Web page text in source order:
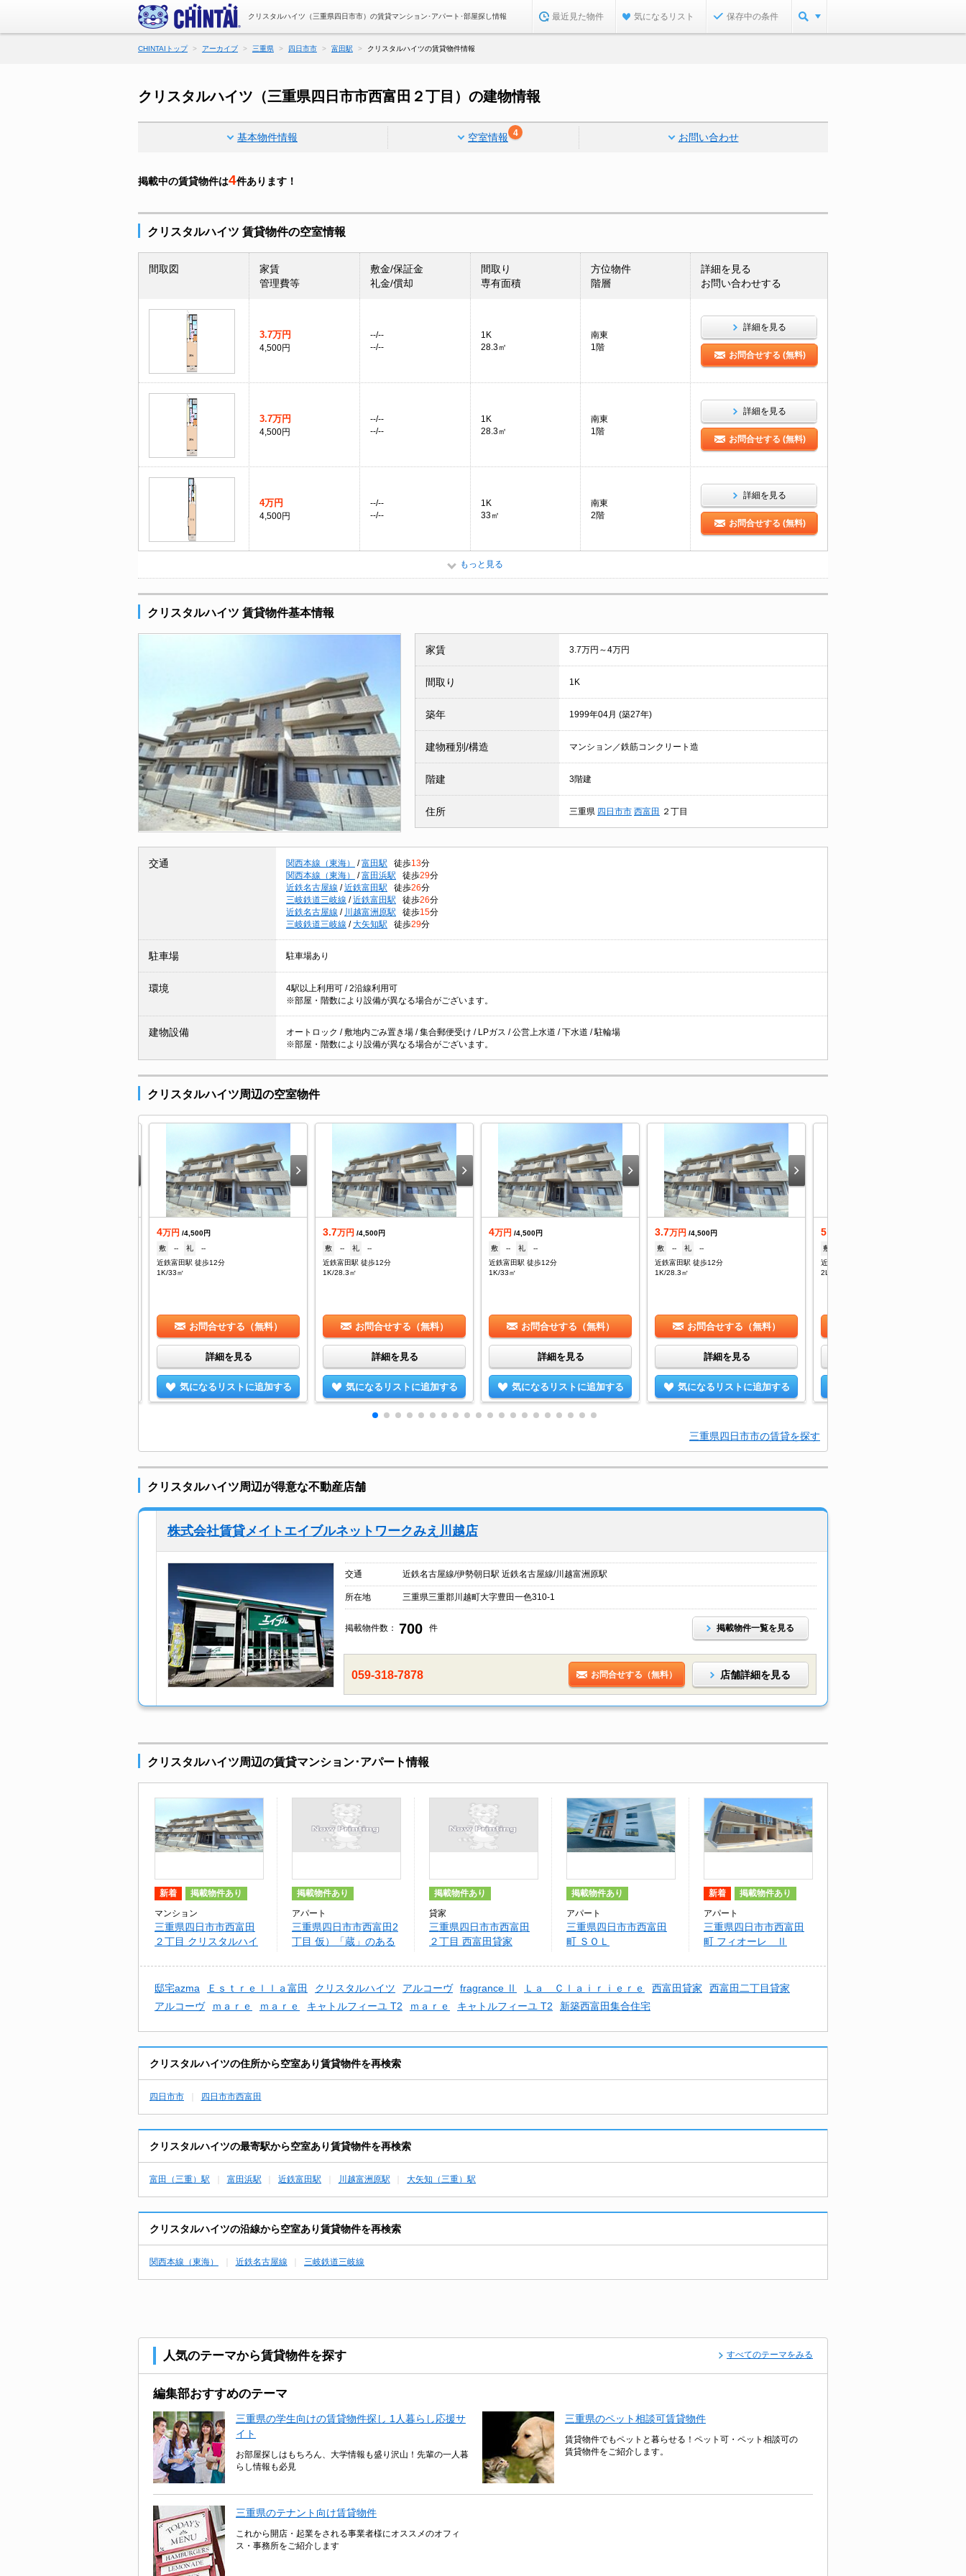
クリスタルハイツ（三重県四日市市）の賃貸マンション･アパート･部屋探し情報 最近見た物件 気になるリスト 保存中の条件
CHINTAIトップ アーカイブ 三重県 四日市市 富田駅 クリスタルハイツの賃貸物件情報
クリスタルハイツ（三重県四日市市西富田２丁目）の建物情報
基本物件情報 空室情報 4 お問い合わせ
掲載中の賃貸物件は4件あります！
クリスタルハイツ 賃貸物件の空室情報
間取図
家賃
管理費等
敷金/保証金
礼金/償却
間取り
専有面積
方位物件
階層
詳細を見る
お問い合わせする
3.7万円
4,500円
--/--
--/--
1K
28.3㎡
南東
1階
詳細を見る
お問合せする (無料)
3.7万円
4,500円
--/--
--/--
1K
28.3㎡
南東
1階
詳細を見る
お問合せする (無料)
4万円
4,500円
--/--
--/--
1K
33㎡
南東
2階
詳細を見る
お問合せする (無料)
もっと見る
クリスタルハイツ 賃貸物件基本情報
家賃 3.7万円～4万円
間取り 1K
築年 1999年04月 (築27年)
建物種別/構造 マンション／鉄筋コンクリート造
階建 3階建
住所 三重県 四日市市 西富田 ２丁目
交通 関西本線（東海） / 富田駅 徒歩13分
関西本線（東海）
/ 富田浜駅 徒歩29分
近鉄名古屋線 / 近鉄富田駅 徒歩26分
三岐鉄道三岐線 / 近鉄富田駅 徒歩26分
近鉄名古屋線 / 川越富洲原駅 徒歩15分
三岐鉄道三岐線 / 大矢知駅 徒歩29分
駐車場 駐車場あり
環境
4駅以上利用可 / 2沿線利用可
※部屋・階数により設備が異なる場合がございます。
建物設備
オートロック / 敷地内ごみ置き場 / 集合郵便受け / LPガス / 公営上水道 / 下水道 / 駐輪場
※部屋・階数により設備が異なる場合がございます。
クリスタルハイツ周辺の空室物件
4万円 /4,500円
敷
-- 礼
--
近鉄富田駅 徒歩12分
1K/33㎡
お問合せする（無料）
詳細を見る
気になるリストに追加する
3.7万円 /4,500円
敷
-- 礼
--
近鉄富田駅 徒歩12分
1K/28.3㎡
お問合せする（無料）
詳細を見る
気になるリストに追加する
4万円 /4,500円
敷
-- 礼
--
近鉄富田駅 徒歩12分
1K/33㎡
お問合せする（無料）
詳細を見る
気になるリストに追加する
3.7万円 /4,500円
敷
-- 礼
--
近鉄富田駅 徒歩12分
1K/28.3㎡
お問合せする（無料）
詳細を見る
気になるリストに追加する
5.75
敷
近鉄富田駅 徒歩13分
2LDK/57.57㎡
三重県四日市市の賃貸を探す
クリスタルハイツ周辺が得意な不動産店舗
株式会社賃貸メイトエイブルネットワークみえ川越店
交通 近鉄名古屋線/伊勢朝日駅 近鉄名古屋線/川越富洲原駅
所在地 三重県三重郡川越町大字豊田一色310-1
掲載物件数： 700 件 掲載物件一覧を見る
059-318-7878 お問合せする（無料） 店舗詳細を見る
クリスタルハイツ周辺の賃貸マンション･アパート情報
新着 掲載物件あり
マンション
三重県四日市市西富田
２丁目 クリスタルハイ
掲載物件あり
アパート
三重県四日市市西富田2
丁目 仮）「蔵」のある
掲載物件あり
貸家
三重県四日市市西富田
２丁目 西富田貸家
掲載物件あり
アパート
三重県四日市市西富田
町 ＳＯＬ
新着 掲載物件あり
アパート
三重県四日市市西富田
町 フィオーレ Ⅱ
邸宅azma Ｅｓｔｒｅｌｌａ富田 クリスタルハイツ アルコーヴ fragrance Ⅱ Ｌａ Ｃｌａｉｒｉｅｒｅ 西富田貸家
西富田二丁目貸家
アルコーヴ
ｍａｒｅ ｍａｒｅ キャトルフィーユ T2 ｍａｒｅ キャトルフィーユ T2 新築西富田集合住宅
クリスタルハイツの住所から空室あり賃貸物件を再検索
四日市市 四日市市西富田
クリスタルハイツの最寄駅から空室あり賃貸物件を再検索
富田（三重）駅 富田浜駅 近鉄富田駅 川越富洲原駅 大矢知（三重）駅
クリスタルハイツの沿線から空室あり賃貸物件を再検索
関西本線（東海） 近鉄名古屋線 三岐鉄道三岐線
人気のテーマから賃貸物件を探す すべてのテーマをみる
編集部おすすめのテーマ
三重県の学生向けの賃貸物件探し 1人暮らし応援サ
イト
お部屋探しはもちろん、大学情報も盛り沢山！先輩の一人暮
らし情報も必見
三重県のペット相談可賃貸物件
賃貸物件でもペットと暮らせる！ペット可・ペット相談可の
賃貸物件をご紹介します。
三重県のテナント向け賃貸物件
これから開店・起業をされる事業者様にオススメのオフィ
ス・事務所をご紹介します